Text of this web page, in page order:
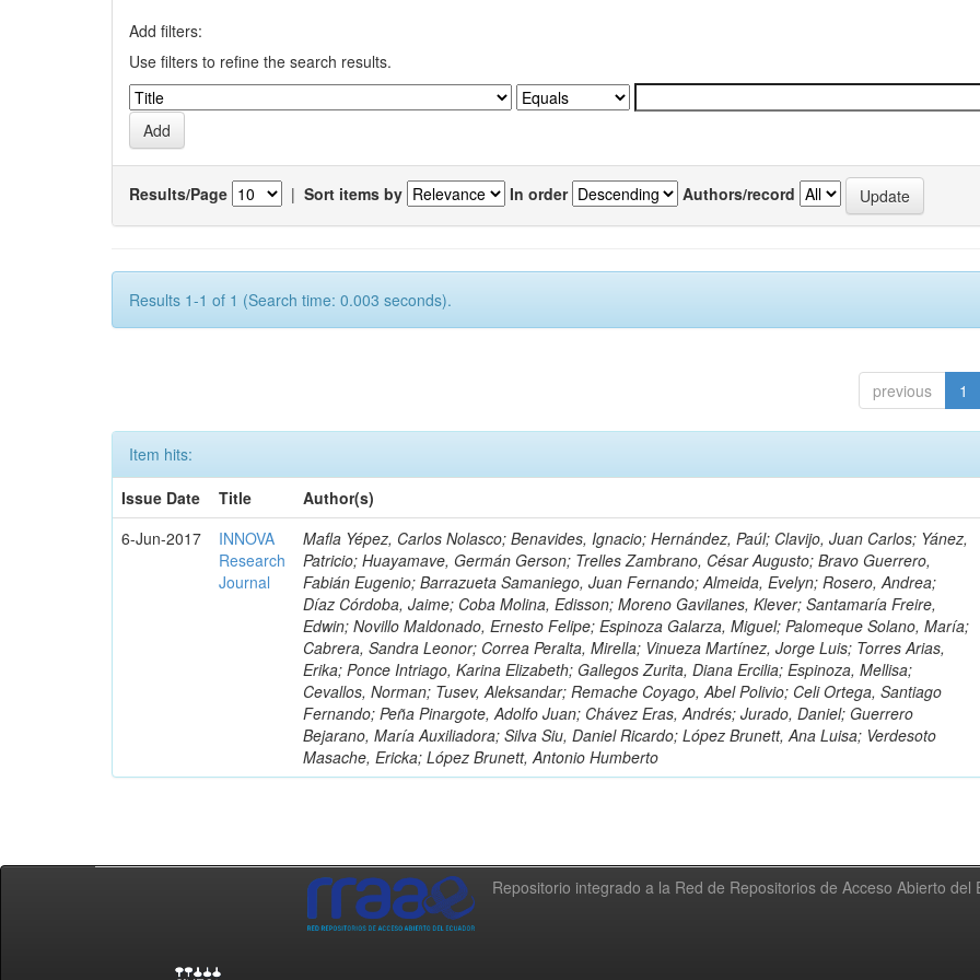
Add filters:
Use filters to refine the search results.
Results/Page | Sort items by In order Authors/record
Results 1-1 of 1 (Search time: 0.003 seconds).
previous 1
Item hits:
Issue Date
Title
Author(s)
6-Jun-2017
INNOVA
Research
Journal
Mafla Yépez, Carlos Nolasco; Benavides, Ignacio; Hernández, Paúl; Clavijo, Juan Carlos; Yánez,
Patricio; Huayamave, Germán Gerson; Trelles Zambrano, César Augusto; Bravo Guerrero,
Fabián Eugenio; Barrazueta Samaniego, Juan Fernando; Almeida, Evelyn; Rosero, Andrea;
Díaz Córdoba, Jaime; Coba Molina, Edisson; Moreno Gavilanes, Klever; Santamaría Freire,
Edwin; Novillo Maldonado, Ernesto Felipe; Espinoza Galarza, Miguel; Palomeque Solano, María;
Cabrera, Sandra Leonor; Correa Peralta, Mirella; Vinueza Martínez, Jorge Luis; Torres Arias,
Erika; Ponce Intriago, Karina Elizabeth; Gallegos Zurita, Diana Ercilia; Espinoza, Mellisa;
Cevallos, Norman; Tusev, Aleksandar; Remache Coyago, Abel Polivio; Celi Ortega, Santiago
Fernando; Peña Pinargote, Adolfo Juan; Chávez Eras, Andrés; Jurado, Daniel; Guerrero
Bejarano, María Auxiliadora; Silva Siu, Daniel Ricardo; López Brunett, Ana Luisa; Verdesoto
Masache, Ericka; López Brunett, Antonio Humberto
Repositorio integrado a la Red de Repositorios de Acceso Abierto del